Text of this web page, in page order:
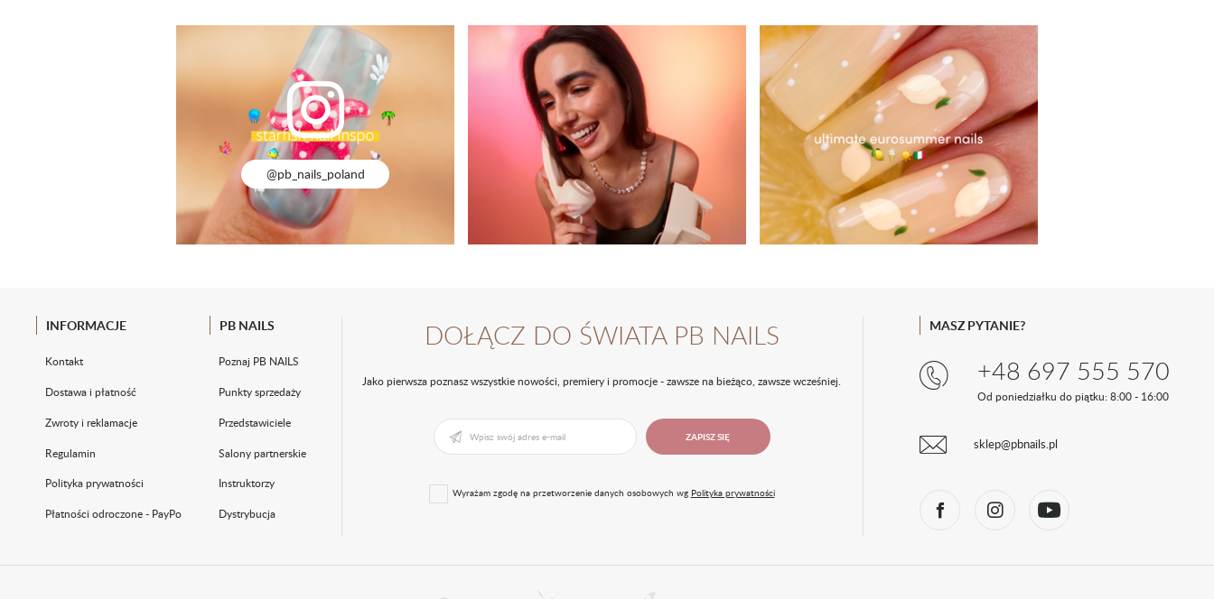
@pb_nails_poland
INFORMACJE
Kontakt
Dostawa i płatność
Zwroty i reklamacje
Regulamin
Polityka prywatności
Płatności odroczone - PayPo
PB NAILS
Poznaj PB NAILS
Punkty sprzedaży
Przedstawiciele
Salony partnerskie
Instruktorzy
Dystrybucja
DOŁĄCZ DO ŚWIATA PB NAILS
Jako pierwsza poznasz wszystkie nowości, premiery i promocje - zawsze na bieżąco, zawsze wcześniej.
ZAPISZ SIĘ
Wyrażam zgodę na przetworzenie danych osobowych wg Polityka prywatności
MASZ PYTANIE?
+48 697 555 570
Od poniedziałku do piątku: 8:00 - 16:00
sklep@pbnails.pl